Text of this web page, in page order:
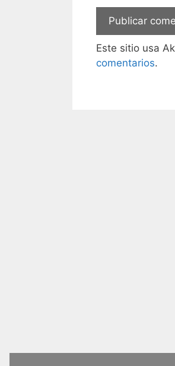
Este sitio usa
comentarios.